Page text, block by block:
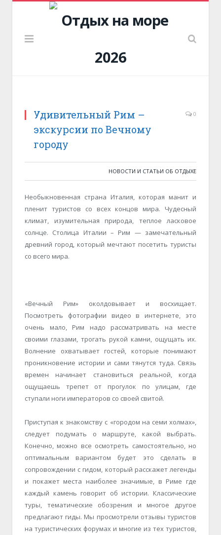
Удивительный Рим –
экскурсии по Вечному
городу
0
НОВОСТИ И СТАТЬИ ОБ ОТДЫХЕ
Необыкновенная страна Италия, которая манит и
пленит туристов со всех концов мира. Чудесный
климат, изумительная природа, теплое ласковое
солнце. Столица Италии – Рим — замечательный
древний город, который мечтают посетить туристы
со всего мира.
«Вечный Рим» околдовывает и восхищает.
Посмотреть фотографии видео в интернете, это
очень мало, Рим надо рассматривать на месте
своими глазами, трогать рукой камни, ощущать их.
Волнение охватывает гостей, которые понимают
проникновение истории и сами тянутся туда. Связь
времен начинает становиться реальной, когда
ощущаешь трепет от прогулок по улицам, где
ступали ноги императоров со своей свитой.
Приступая к знакомству с «городом на семи холмах»,
следует подумать о маршруте, какой выбрать.
Конечно, можно все осмотреть самостоятельно, но
оптимальным вариантом будет это сделать в
сопровождении с гидом, который расскажет легенды
и покажет места наиболее значимые, в Риме где
каждый камень говорит об истории. Классические
туры, тематические обозрения и многое другое
предлагают гиды. Мы просмотрели отзывы туристов
на туристических форумах и многие из тех туристов,